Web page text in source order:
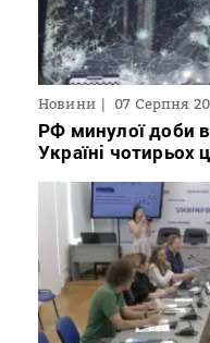
Новини 07 Серпня
РФ минулої доби
Україні чотирьох